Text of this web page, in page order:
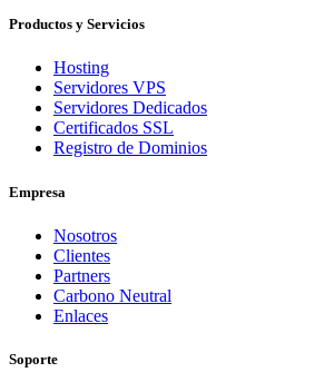
Productos y Servicios
Hosting
Servidores VPS
Servidores Dedicados
Certificados SSL
Registro de Dominios
Empresa
Nosotros
Clientes
Partners
Carbono Neutral
Enlaces
Soporte